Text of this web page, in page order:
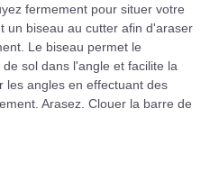
fermement pour situer votre
un biseau au cutter afin d'araser
Le biseau permet le
sol dans l'angle et facilite la
les angles en effectuant des
Arasez. Clouer la barre de